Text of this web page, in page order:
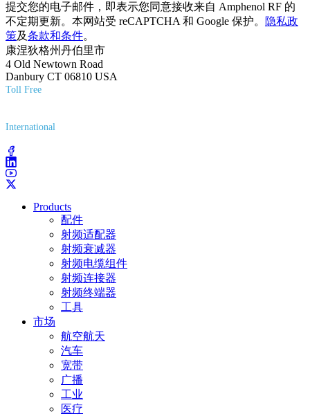
提交您的电子邮件，即表示您同意接收来自 Amphenol RF 的
不定期更新。本网站受 reCAPTCHA 和 Google 保护。
隐私政
策及条款和条件。
康涅狄格州丹伯里市
4 Old Newtown Road
Danbury CT 06810 USA
Toll Free
International
Products
配件
射频适配器
射频衰减器
射频电缆组件
射频连接器
射频终端器
工具
市场
航空航天
汽车
宽带
广播
工业
医疗